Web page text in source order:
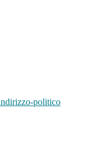
politico